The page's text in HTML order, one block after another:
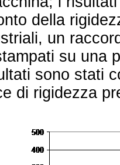
della
un
su una
sono stati
di rigidezza